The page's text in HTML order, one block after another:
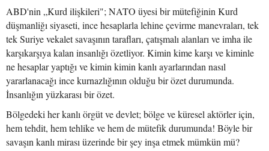
ABD'nin „Kurd ilişkileri"; NATO üyesi bir mütefiğinin Kurd
düşmanliğı siyaseti, ince hesaplarla lehine çevirme manevraları, tek
tek Suriye vekalet savaşının tarafları, çatışmalı alanları ve imha ile
karşıkarşıya kalan insanlığı özetliyor. Kimin kime karşı ve kiminle
ne hesaplar yaptığı ve kimin kimin kanlı ayarlarından nasıl
yararlanacağı ince kurnazlığının olduğu bir özet durumunda.
İnsanlığın yüzkarası bir özet.
Bölgedeki her kanlı örgüt ve devlet; bölge ve küresel aktörler için,
hem tehdit, hem tehlike ve hem de mütefik durumunda! Böyle bir
savaşın kanlı mirası üzerinde bir şey inşa etmek mümkün mü?